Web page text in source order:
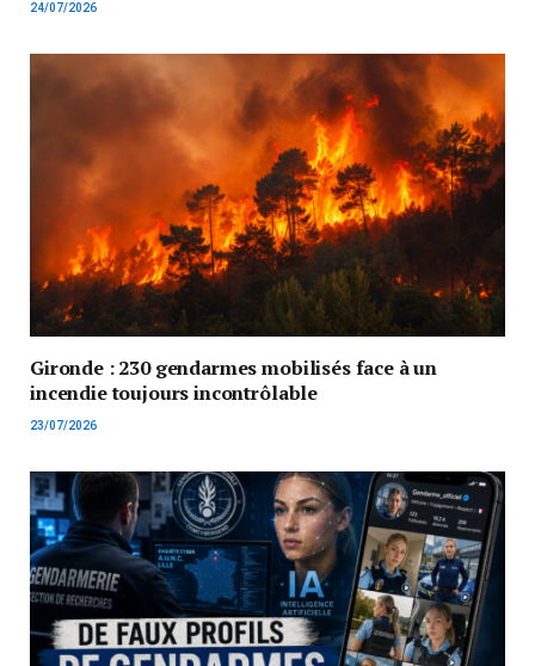
24/07/2026
Gironde : 230 gendarmes mobilisés face à un
incendie toujours incontrôlable
23/07/2026